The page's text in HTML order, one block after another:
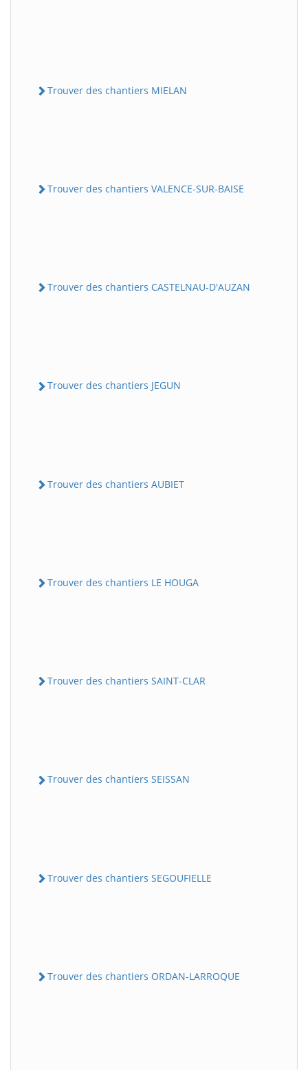
Trouver des chantiers MIELAN
Trouver des chantiers VALENCE-SUR-BAISE
Trouver des chantiers CASTELNAU-D'AUZAN
Trouver des chantiers JEGUN
Trouver des chantiers AUBIET
Trouver des chantiers LE HOUGA
Trouver des chantiers SAINT-CLAR
Trouver des chantiers SEISSAN
Trouver des chantiers SEGOUFIELLE
Trouver des chantiers ORDAN-LARROQUE